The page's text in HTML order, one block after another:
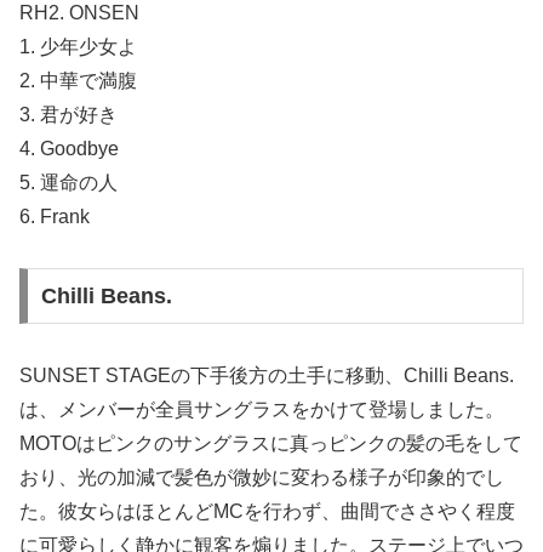
RH2. ONSEN
1. 少年少女よ
2. 中華で満腹
3. 君が好き
4. Goodbye
5. 運命の人
6. Frank
Chilli Beans.
SUNSET STAGEの下手後方の土手に移動、Chilli Beans.
は、メンバーが全員サングラスをかけて登場しました。
MOTOはピンクのサングラスに真っピンクの髪の毛をして
おり、光の加減で髪色が微妙に変わる様子が印象的でし
た。彼女らはほとんどMCを行わず、曲間でささやく程度
に可愛らしく静かに観客を煽りました。ステージ上でいつ